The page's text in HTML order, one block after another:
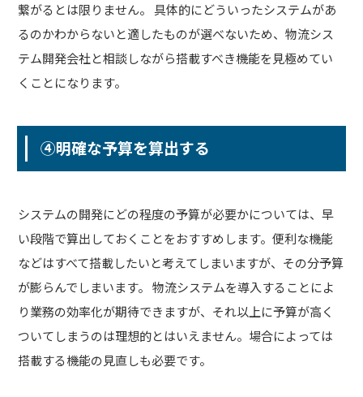
繋がるとは限りません。 具体的にどういったシステムがあ
るのかわからないと適したものが選べないため、物流シス
テム開発会社と相談しながら搭載すべき機能を見極めてい
くことになります。
④明確な予算を算出する
システムの開発にどの程度の予算が必要かについては、早
い段階で算出しておくことをおすすめします。便利な機能
などはすべて搭載したいと考えてしまいますが、その分予算
が膨らんでしまいます。 物流システムを導入することによ
り業務の効率化が期待できますが、それ以上に予算が高く
ついてしまうのは理想的とはいえません。場合によっては
搭載する機能の見直しも必要です。